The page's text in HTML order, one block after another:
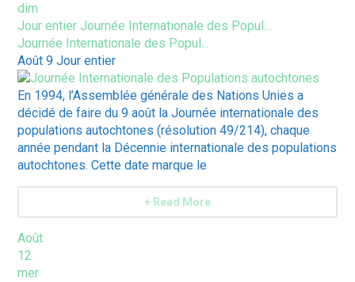
dim
Jour entierJournée Internationale des Popul...
Journée Internationale des Popul...
Août 9Jour entier
En 1994, l’Assemblée générale des Nations Unies a
décidé de faire du 9 août la Journée internationale des
populations autochtones (résolution 49/214), chaque
année pendant la Décennie internationale des populations
autochtones. Cette date marque le
+ Read More
Août
12
mer